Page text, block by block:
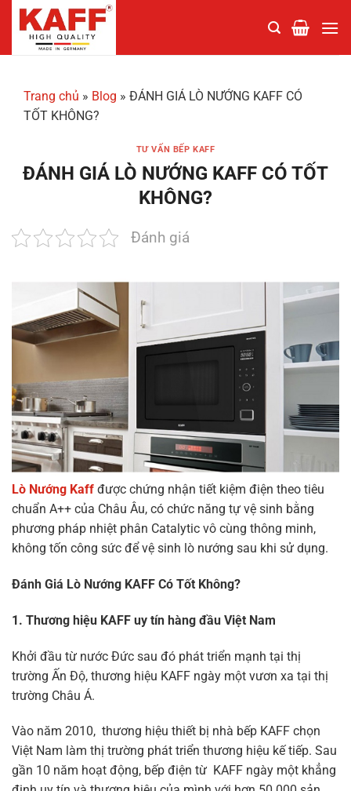
Chuyển
đến
Trang chủ » Blog » ĐÁNH GIÁ LÒ NƯỚNG KAFF CÓ
TỐT KHÔNG?
TƯ VẤN BẾP KAFF
ĐÁNH GIÁ LÒ NƯỚNG KAFF CÓ TỐT
KHÔNG?
Đánh giá
Lò Nướng Kaff được chứng nhận tiết kiệm điện theo tiêu
chuẩn A++ của Châu Âu, có chức năng tự vệ sinh bằng
phương pháp nhiệt phân Catalytic vô cùng thông minh,
không tốn công sức để vệ sinh lò nướng sau khi sử dụng.
Đánh Giá Lò Nướng KAFF Có Tốt Không?
1. Thương hiệu KAFF uy tín hàng đầu Việt Nam
Khởi đầu từ nước Đức sau đó phát triển mạnh tại thị
trường Ấn Độ, thương hiệu KAFF ngày một vươn xa tại thị
trường Châu Á.
Vào năm 2010, thương hiệu thiết bị nhà bếp KAFF chọn
Việt Nam làm thị trường phát triển thương hiệu kế tiếp. Sau
gần 10 năm hoạt động, bếp điện từ KAFF ngày một khẳng